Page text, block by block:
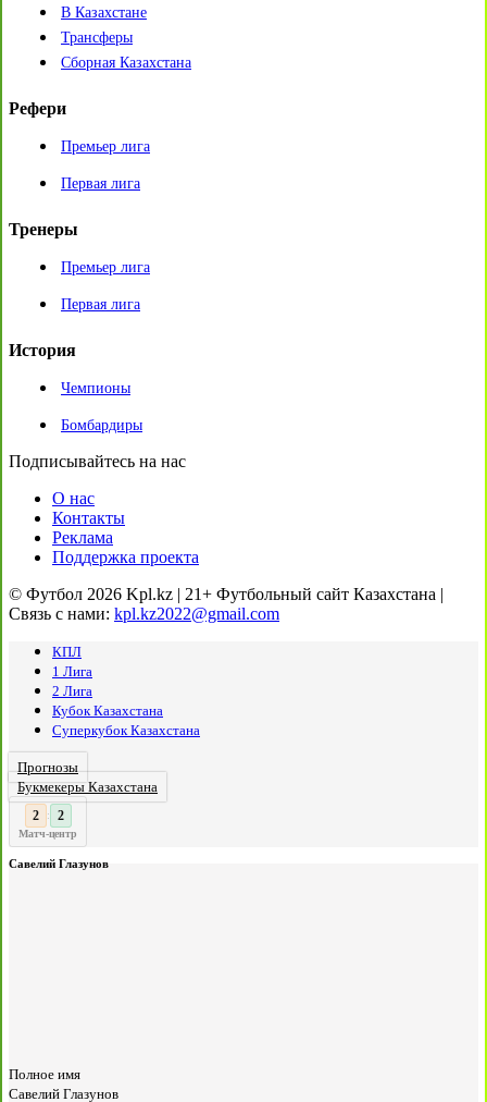
В Казахстане
Трансферы
Сборная Казахстана
Рефери
Премьер лига
Первая лига
Тренеры
Премьер лига
Первая лига
История
Чемпионы
Бомбардиры
Подписывайтесь на нас
О нас
Контакты
Реклама
Поддержка проекта
© Футбол 2026 Kpl.kz | 21+ Футбольный сайт Казахстана |
Связь с нами: kpl.kz2022@gmail.com
КПЛ
1 Лига
2 Лига
Кубок Казахстана
Суперкубок Казахстана
Прогнозы
Букмекеры Казахстана
: 2
Матч-центр
Савелий Глазунов
Полное имя
Савелий Глазунов